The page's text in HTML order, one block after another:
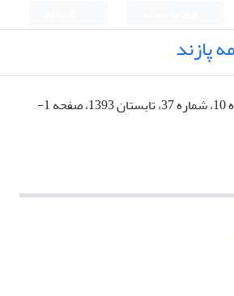
پازند
دوره 10، شماره 37، تابستان 1393، صفحه 1-